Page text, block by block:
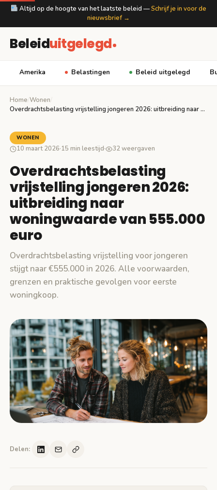
Altijd op de hoogte van het laatste beleid —Schrijf je in voor de
nieuwsbrief →
Beleiduitgelegd
Amerika Belastingen Beleid uitgelegd
Home Wonen
Overdrachtsbelasting vrijstelling jongeren 2026: uitbreiding naar woningwaarde van…
WONEN
10 maart 2026·15 min leestijd· 32 weergaven
Overdrachtsbelasting
vrijstelling jongeren 2026:
uitbreiding naar
woningwaarde van 555.000
euro
Overdrachtsbelasting vrijstelling voor jongeren
stijgt naar €555.000 in 2026. Alle voorwaarden,
grenzen en praktische gevolgen voor eerste
woningkoop.
Delen: